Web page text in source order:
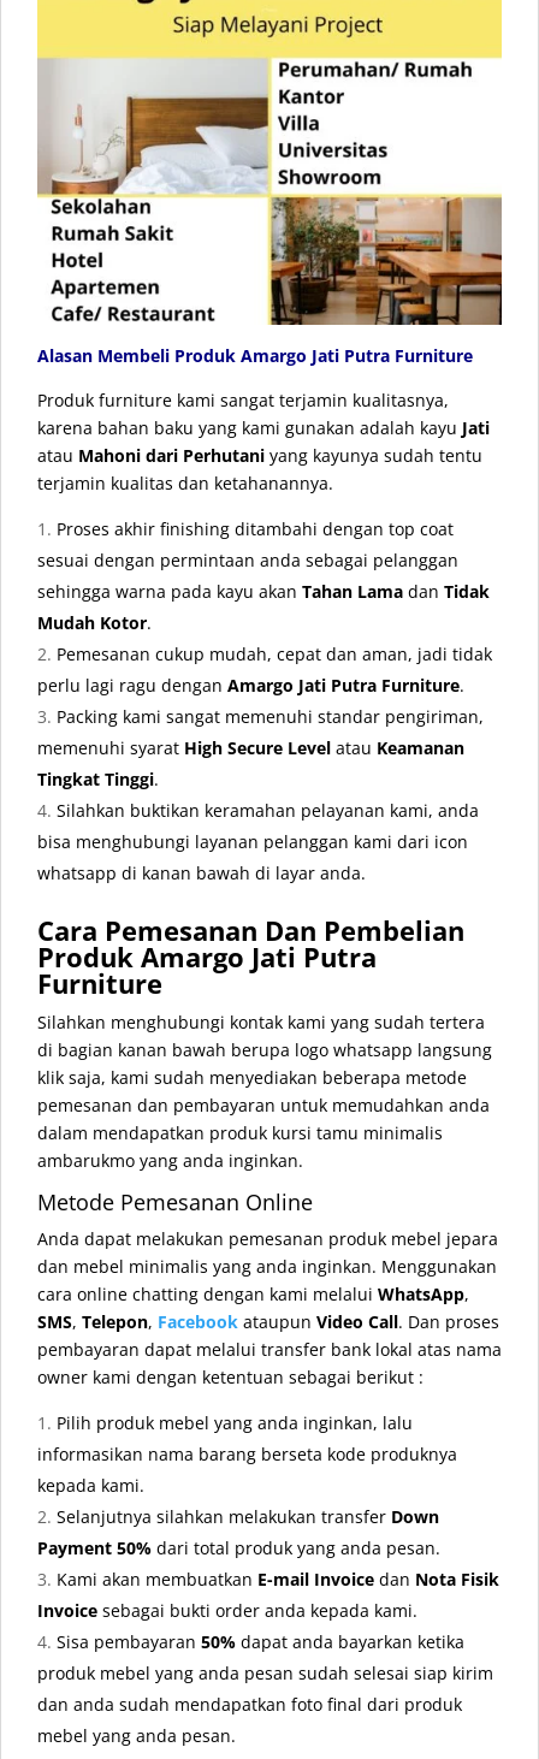
Alasan Membeli Produk Amargo Jati Putra Furniture
Produk furniture kami sangat terjamin kualitasnya,
karena bahan baku yang kami gunakan adalah kayu Jati
atau Mahoni dari Perhutani yang kayunya sudah tentu
terjamin kualitas dan ketahanannya.
Proses akhir finishing ditambahi dengan top coat
sesuai dengan permintaan anda sebagai pelanggan
sehingga warna pada kayu akan Tahan Lama dan Tidak
Mudah Kotor.
Pemesanan cukup mudah, cepat dan aman, jadi tidak
perlu lagi ragu dengan Amargo Jati Putra Furniture.
Packing kami sangat memenuhi standar pengiriman,
memenuhi syarat High Secure Level atau Keamanan
Tingkat Tinggi.
Silahkan buktikan keramahan pelayanan kami, anda
bisa menghubungi layanan pelanggan kami dari icon
whatsapp di kanan bawah di layar anda.
Cara Pemesanan Dan Pembelian
Produk Amargo Jati Putra
Furniture
Silahkan menghubungi kontak kami yang sudah tertera
di bagian kanan bawah berupa logo whatsapp langsung
klik saja, kami sudah menyediakan beberapa metode
pemesanan dan pembayaran untuk memudahkan anda
dalam mendapatkan produk kursi tamu minimalis
ambarukmo yang anda inginkan.
Metode Pemesanan Online
Anda dapat melakukan pemesanan produk mebel jepara
dan mebel minimalis yang anda inginkan. Menggunakan
cara online chatting dengan kami melalui WhatsApp,
SMS, Telepon, Facebook ataupun Video Call. Dan proses
pembayaran dapat melalui transfer bank lokal atas nama
owner kami dengan ketentuan sebagai berikut :
Pilih produk mebel yang anda inginkan, lalu
informasikan nama barang berseta kode produknya
kepada kami.
Selanjutnya silahkan melakukan transfer Down
Payment 50% dari total produk yang anda pesan.
Kami akan membuatkan E-mail Invoice dan Nota Fisik
Invoice sebagai bukti order anda kepada kami.
Sisa pembayaran 50% dapat anda bayarkan ketika
produk mebel yang anda pesan sudah selesai siap kirim
dan anda sudah mendapatkan foto final dari produk
mebel yang anda pesan.